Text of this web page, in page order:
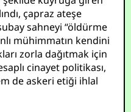
çapraz ateşe
sahneyi “öldürme
mühimmatın kendini
zorla dağıtmak için
cinayet politikası,
de askeri etiği ihlal